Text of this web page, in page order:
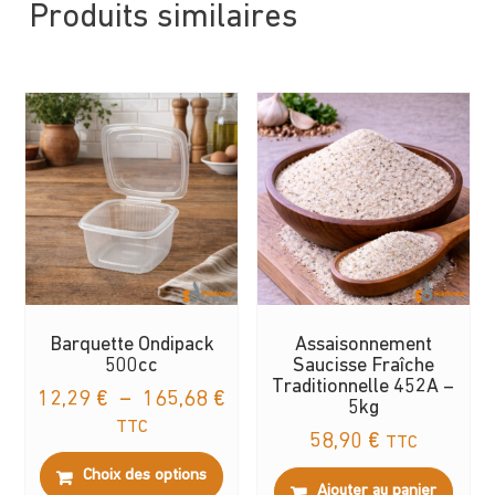
Produits similaires
Barquette Ondipack
500cc
12,29 € – 165,68 € Plage
12,29 €
TTC
Choix des options
produit
Assaisonnement
Saucisse Fraîche
Traditionnelle 452A –
5kg
58,90 € TTC
Ajouter au panier